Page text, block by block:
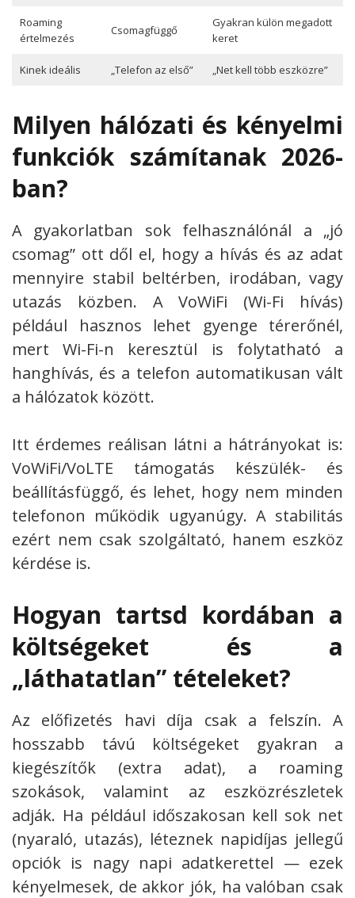
Roaming
értelmezés
Csomagfüggő
Gyakran külön megadott
keret
Kinek ideális „Telefon az első” „Net kell több eszközre”
Milyen hálózati és kényelmi
funkciók számítanak 2026-
ban?
A gyakorlatban sok felhasználónál a „jó
csomag” ott dől el, hogy a hívás és az adat
mennyire stabil beltérben, irodában, vagy
utazás közben. A VoWiFi (Wi-Fi hívás)
például hasznos lehet gyenge térerőnél,
mert Wi-Fi-n keresztül is folytatható a
hanghívás, és a telefon automatikusan vált
a hálózatok között.
Itt érdemes reálisan látni a hátrányokat is:
VoWiFi/VoLTE támogatás készülék- és
beállításfüggő, és lehet, hogy nem minden
telefonon működik ugyanúgy. A stabilitás
ezért nem csak szolgáltató, hanem eszköz
kérdése is.
Hogyan tartsd kordában a
költségeket és a
„láthatatlan” tételeket?
Az előfizetés havi díja csak a felszín. A
hosszabb távú költségeket gyakran a
kiegészítők (extra adat), a roaming
szokások, valamint az eszközrészletek
adják. Ha például időszakosan kell sok net
(nyaraló, utazás), léteznek napidíjas jellegű
opciók is nagy napi adatkerettel — ezek
kényelmesek, de akkor jók, ha valóban csak